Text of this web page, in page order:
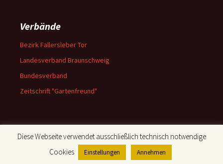
Verbände
Bezirk Fallersleber Tor
Landesverband Braunschweig
Bundesverband
Zeitschrift "Gartenfreund"
Datenschutzerklärung Impressum
Diese Webseite verwendet ausschließlich technisch notwendige
Cookies
Einstellungen Annehmen